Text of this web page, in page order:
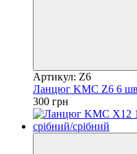
Артикул: Z6
Ланцюг KMC Z6 6
300 грн